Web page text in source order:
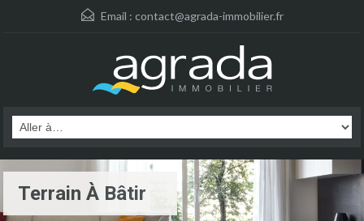
Email : contact@agrada-immobilier.fr
Terrain À Bâtir